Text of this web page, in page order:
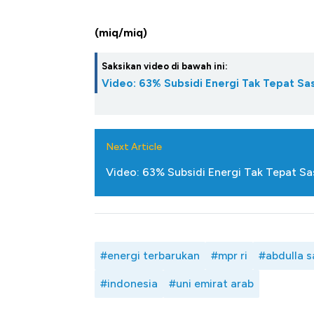
(miq/miq)
Saksikan video di bawah ini:
Video: 63% Subsidi Energi Tak Tepat
Next Article
Video: 63% Subsidi Energi Tak Tepat
#energi terbarukan #mpr ri #abdulla
#indonesia #uni emirat arab